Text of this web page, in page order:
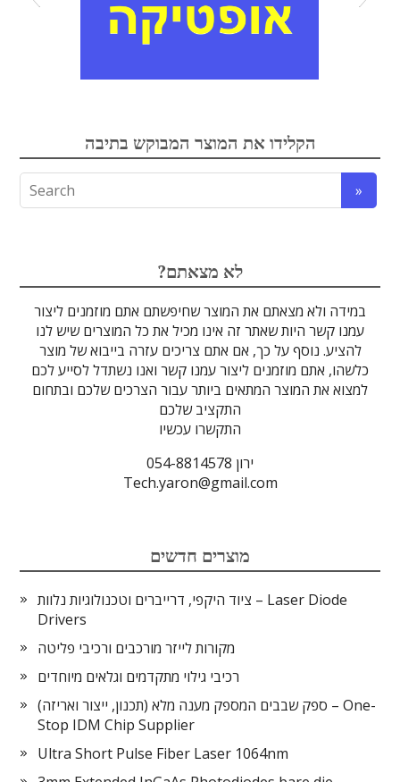
אופטיקה
אופטומכניקה ובקרת תנועה
סיבים אופטיים
מקורות אור
מוליכי אור
לדים
הדמיה ומצלמות
גלאים וחיישנים
מסננים אופטיים
לייזרים ומוצרי בטיחות לייזר
גבישים
ספקטרוסקופיה
אלקטרוניקה
מיגון קרינה
עדשות
מתקנים לרפואה
טרה-הרץ
מוצרי קוורץ
זכוכיות וציפויים
מוצרים אחרים
הקלידו את המוצר המבוקש בתיבה
?לא מצאתם
במידה ולא מצאתם את המוצר שחיפשתם אתם מוזמנים ליצור
עמנו קשר היות שאתר זה אינו מכיל את כל המוצרים שיש לנו
להציע. נוסף על כך, אם אתם צריכים עזרה בייבוא של מוצר
כלשהו, אתם מוזמנים ליצור עמנו קשר ואנו נשתדל לסייע לכם
למצוא את המוצר המתאים ביותר עבור הצרכים שלכם ובתחום
התקציב שלכם
התקשרו עכשיו
ירון 054-8814578
Tech.yaron@gmail.com
מוצרים חדשים
ציוד היקפי, דרייברים וטכנולוגיות נלוות – Laser Diode
Drivers
מקורות לייזר מורכבים ורכיבי פליטה
רכיבי גילוי מתקדמים וגלאים מיוחדים
ספק שבבים המספק מענה מלא (תכנון, ייצור ואריזה) – One-
Stop IDM Chip Supplier
Ultra Short Pulse Fiber Laser 1064nm